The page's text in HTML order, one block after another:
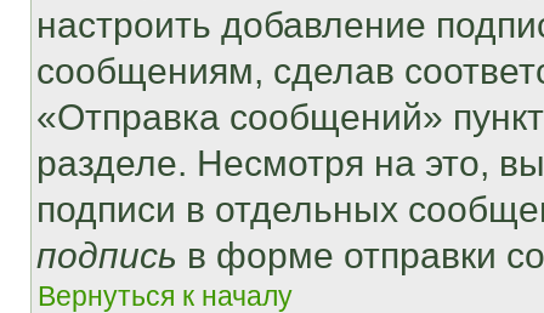
настроить добавление
сообщениям, сделав
«Отправка сообщений»
разделе. Несмотря на это,
подписи в отдельных
подпись в форме отправки
Вернуться к началу